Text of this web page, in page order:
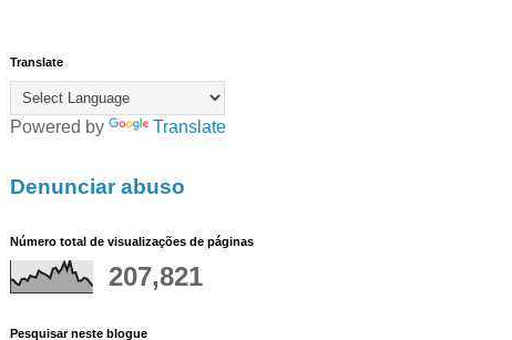
Translate
Powered by Translate
Denunciar abuso
Número total de visualizações de páginas
207,821
Pesquisar neste blogue